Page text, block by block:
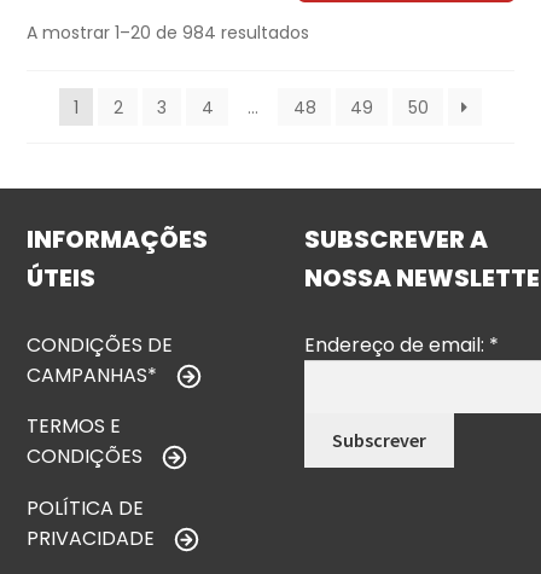
A mostrar 1–20 de 984 resultados
1 2 3 4 … 48 49 50
INFORMAÇÕES
ÚTEIS
CONDIÇÕES DE
CAMPANHAS*
TERMOS E
CONDIÇÕES
POLÍTICA DE
PRIVACIDADE
SUBSCREVER A
NOSSA
Endereço de email: *